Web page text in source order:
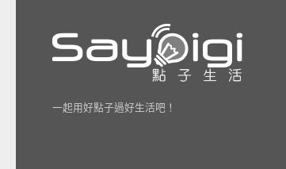
一起用好點子過好生活吧！